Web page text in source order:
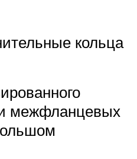
кольца
и межфланцевых